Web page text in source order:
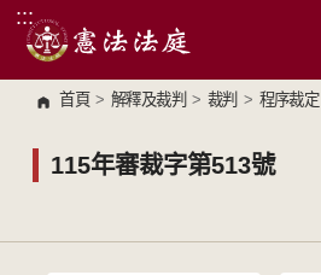
跳到主要內容區塊
:::
首頁 > 解釋及裁判 > 裁判 > 程序裁定
115年審裁字第513號